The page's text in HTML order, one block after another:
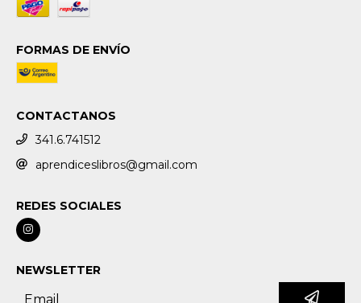
FORMAS DE ENVÍO
CONTACTANOS
341.6.741512
aprendiceslibros@gmail.com
REDES SOCIALES
NEWSLETTER